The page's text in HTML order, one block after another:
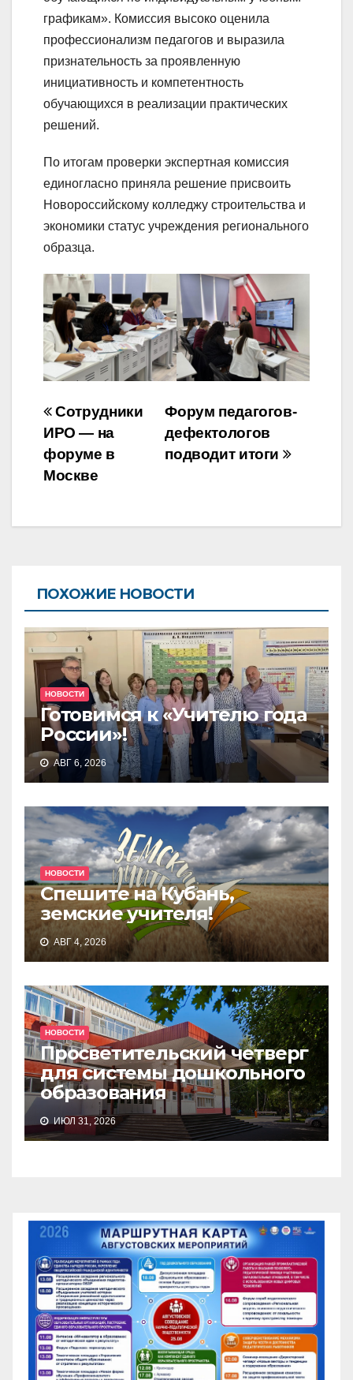
графикам». Комиссия высоко оценила
профессионализм педагогов и выразила
признательность за проявленную
инициативность и компетентность
обучающихся в реализации практических
решений.
По итогам проверки экспертная комиссия
единогласно приняла решение присвоить
Новороссийскому колледжу строительства и
экономики статус учреждения регионального
образца.
Навигация
по
записям
Форум педагогов-
дефектологов
подводит итоги
Сотрудники
ИРО — на
форуме в
Москве
ПОХОЖИЕ НОВОСТИ
НОВОСТИ
Готовимся к «Учителю года
России»!
АВГ 6, 2026
НОВОСТИ
Спешите на Кубань,
земские учителя!
АВГ 4, 2026
НОВОСТИ
Просветительский четверг
для системы дошкольного
образования
ИЮЛ 31, 2026